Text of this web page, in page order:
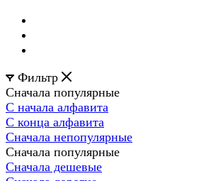
Фильтр
Сначала популярные
С начала алфавита
С конца алфавита
Сначала непопулярные
Сначала популярные
Сначала дешевые